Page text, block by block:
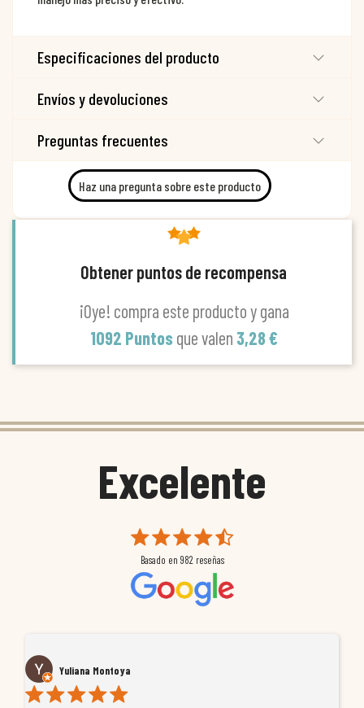
Especificaciones del producto
Envíos y devoluciones
Preguntas frecuentes
Haz una pregunta sobre este producto
Obtener puntos de recompensa
¡Oye! compra este producto y gana
1092 Puntos que valen 3,28 €
Excelente
Basado en 982 reseñas
Yuliana Montoya